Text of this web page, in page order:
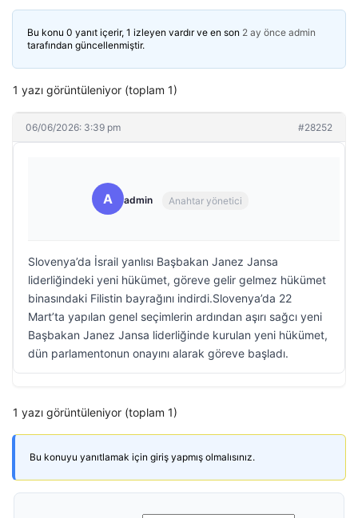
Bu konu 0 yanıt içerir, 1 izleyen vardır ve en son 2 ay önce admin
tarafından güncellenmiştir.
1 yazı görüntüleniyor (toplam 1)
06/06/2026: 3:39 pm #28252
A admin Anahtar yönetici
Slovenya’da İsrail yanlısı Başbakan Janez Jansa
liderliğindeki yeni hükümet, göreve gelir gelmez hükümet
binasındaki Filistin bayrağını indirdi.Slovenya’da 22
Mart’ta yapılan genel seçimlerin ardından aşırı sağcı yeni
Başbakan Janez Jansa liderliğinde kurulan yeni hükümet,
dün parlamentonun onayını alarak göreve başladı.
1 yazı görüntüleniyor (toplam 1)
Bu konuyu yanıtlamak için giriş yapmış olmalısınız.